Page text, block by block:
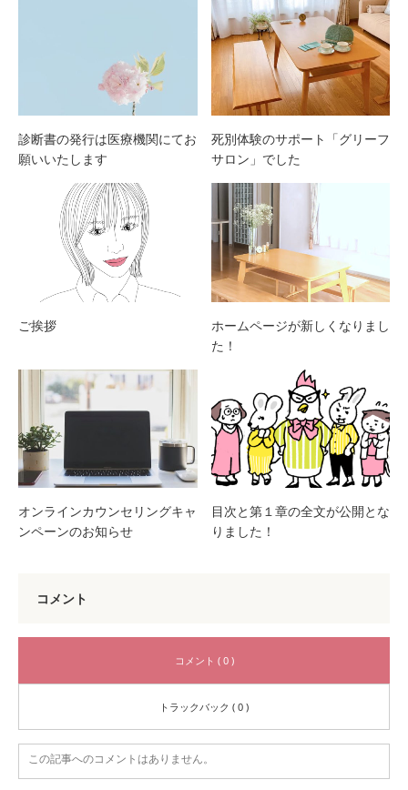
診断書の発行は医療機関にてお
願いいたします
死別体験のサポート「グリーフ
サロン」でした
ご挨拶
ホームページが新しくなりまし
た！
オンラインカウンセリングキャ
ンペーンのお知らせ
目次と第１章の全文が公開とな
りました！
コメント
コメント ( 0 )
トラックバック ( 0 )
この記事へのコメントはありません。